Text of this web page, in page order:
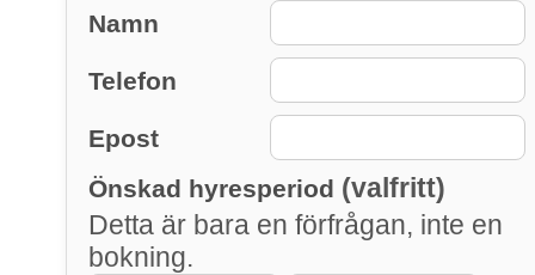
Namn
Telefon
Epost
Önskad hyresperiod (valfritt)
Detta är bara en förfrågan, inte en
bokning.